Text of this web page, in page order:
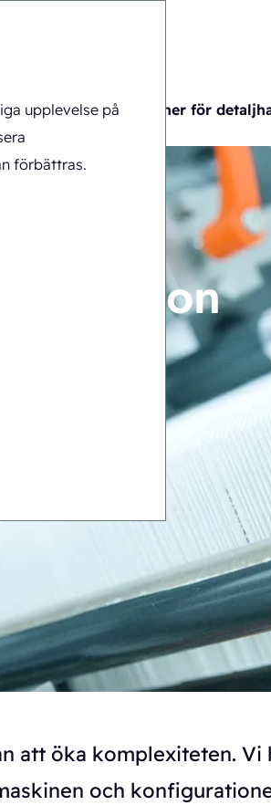
upplevelse på
förbättras.
Blistermaskiner för
att öka komplexiteten.
och